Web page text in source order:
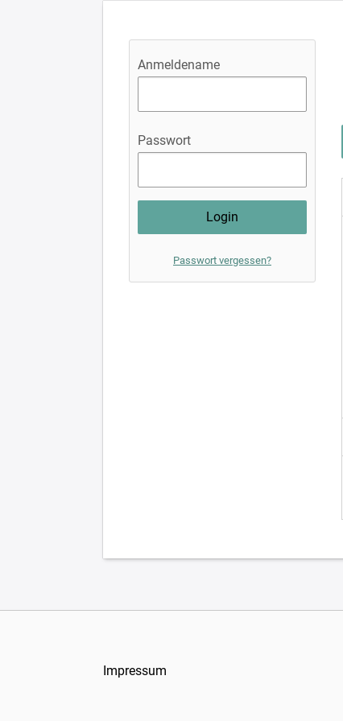
Anmeldename
Passwort
Passwort vergessen?
Impressum